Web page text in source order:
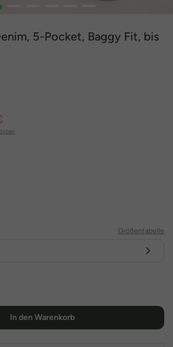
5-Pocket, Baggy Fit, bis
Größentabelle
In den Warenkorb